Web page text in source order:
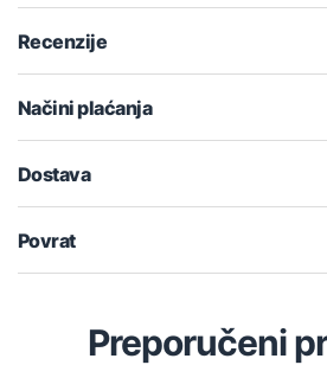
Recenzije
Načini plaćanja
Dostava
Povrat
Preporučeni